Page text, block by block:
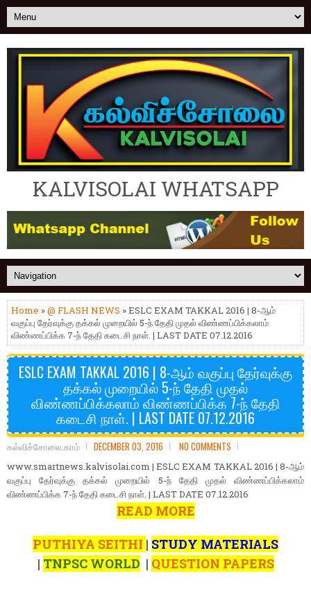
KALVISOLAI WHATSAPP
Home »@ FLASH NEWS » ESLC EXAM TAKKAL 2016 | 8-ஆம்
வகுப்பு தேர்வுக்கு தக்கல் முறையில் 5-ந் தேதி முதல் விண்ணப்பிக்கலாம்
விண்ணப்பிக்க 7-ந் தேதி கடைசி நாள். | LAST DATE 07.12.2016
ESLC EXAM TAKKAL 2016 | 8-ஆம் வகுப்பு தேர்வுக்கு
தக்கல் முறையில் 5-ந் தேதி முதல்
விண்ணப்பிக்கலாம் விண்ணப்பிக்க 7-ந் தேதி
கடைசி நாள். | LAST DATE 07.12.2016
கல்விச்சோலை.காம் DECEMBER 03, 2016 NO COMMENTS
www.smartnews.kalvisolai.com | ESLC EXAM TAKKAL 2016 | 8-ஆம்
வகுப்பு தேர்வுக்கு தக்கல் முறையில் 5-ந் தேதி முதல் விண்ணப்பிக்கலாம்
விண்ணப்பிக்க 7-ந் தேதி கடைசி நாள். | LAST DATE 07.12.2016
READ MORE
PUTHIYA SEITHI | STUDY MATERIALS
| TNPSC WORLD | QUESTION PAPERS